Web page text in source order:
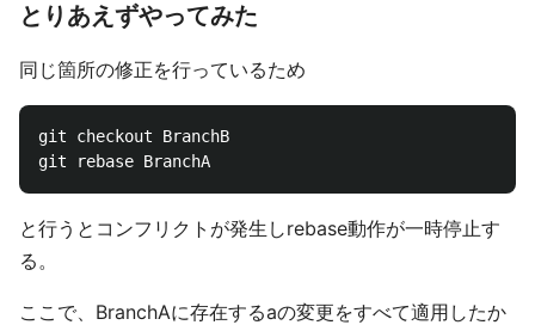
とりあえずやってみた
同じ箇所の修正を行っているため
git checkout BranchB
と行うとコンフリクトが発生しrebase動作が一時停止す
る。
ここで、BranchAに存在するaの変更をすべて適用したか